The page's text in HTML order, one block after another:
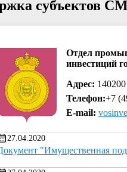
субъектов
Отдел
инвестиций
Адрес:
Телефон:+7
E-mail:
27.04.2020
"Имущественная